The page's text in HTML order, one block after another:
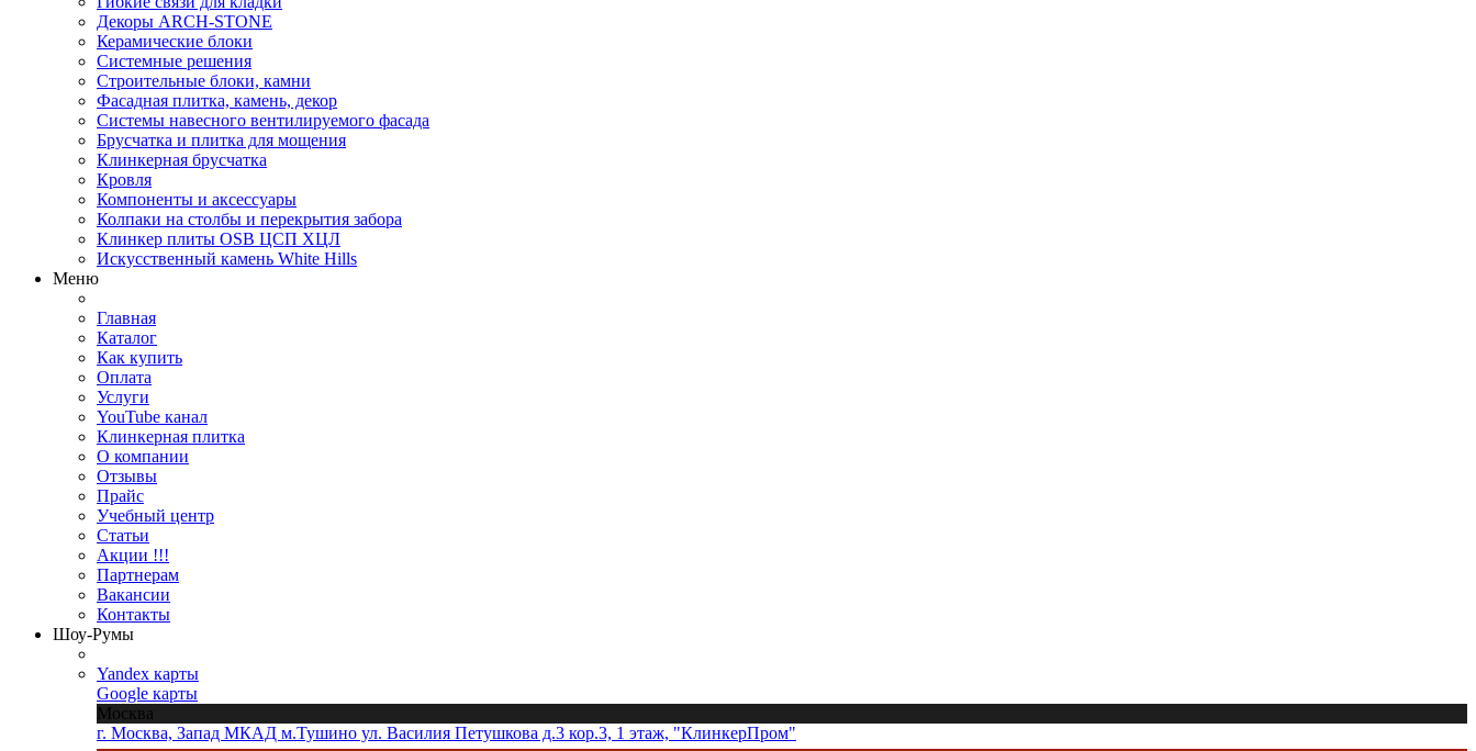
Декоры ARCH-STONE
Керамические блоки
Системные решения
Строительные блоки, камни
Фасадная плитка, камень, декор
Системы навесного вентилируемого фасада
Брусчатка и плитка для мощения
Клинкерная брусчатка
Кровля
Компоненты и аксессуары
Колпаки на столбы и перекрытия забора
Клинкер плиты OSB ЦСП ХЦЛ
Искусственный камень White Hills
Меню
Главная
Каталог
Как купить
Оплата
Услуги
YouTube канал
Клинкерная плитка
О компании
Отзывы
Прайс
Учебный центр
Статьи
Акции !!!
Партнерам
Вакансии
Контакты
Шоу-Румы
Yandex карты
Google карты
Москва
г. Москва, Запад МКАД м.Тушино ул. Василия Петушкова д.3 кор.3, 1 этаж, "КлинкерПром"